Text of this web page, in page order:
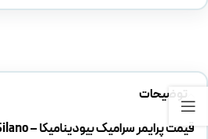
توضیحات
قیمت پرایمر سرامیک بیودینامیکا – Biodinamica Silano